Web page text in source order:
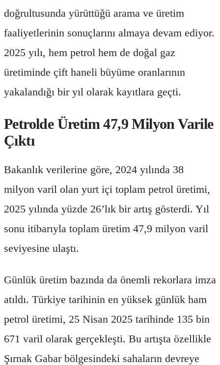
doğrultusunda yürüttüğü arama ve üretim
faaliyetlerinin sonuçlarını almaya devam ediyor.
2025 yılı, hem petrol hem de doğal gaz
üretiminde çift haneli büyüme oranlarının
yakalandığı bir yıl olarak kayıtlara geçti.
Petrolde Üretim 47,9 Milyon Varile
Çıktı
Bakanlık verilerine göre, 2024 yılında 38
milyon varil olan yurt içi toplam petrol üretimi,
2025 yılında yüzde 26’lık bir artış gösterdi. Yıl
sonu itibarıyla toplam üretim 47,9 milyon varil
seviyesine ulaştı.
Günlük üretim bazında da önemli rekorlara imza
atıldı. Türkiye tarihinin en yüksek günlük ham
petrol üretimi, 25 Nisan 2025 tarihinde 135 bin
671 varil olarak gerçekleşti. Bu artışta özellikle
Şırnak Gabar bölgesindeki sahaların devreye